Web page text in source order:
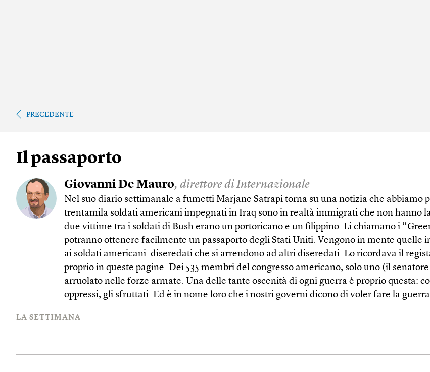
PRECEDENTE
Il passaporto
Giovanni De Mauro, direttore di Internazionale
Nel suo diario settimanale a fumetti Marjane Satrapi torna su una notizia che abbiamo
trentamila soldati americani impegnati in Iraq sono in realtà immigrati che non hanno
due vittime tra i soldati di Bush erano un portoricano e un filippino. Li chiamano i
potranno ottenere facilmente un passaporto degli Stati Uniti. Vengono in mente quelle
ai soldati americani: diseredati che si arrendono ad altri diseredati. Lo ricordava il
proprio in queste pagine. Dei 535 membri del congresso americano, solo uno (il
arruolato nelle forze armate. Una delle tante oscenità di ogni guerra è proprio questa:
oppressi, gli sfruttati. Ed è in nome loro che i nostri governi dicono di voler fare la
LA SETTIMANA